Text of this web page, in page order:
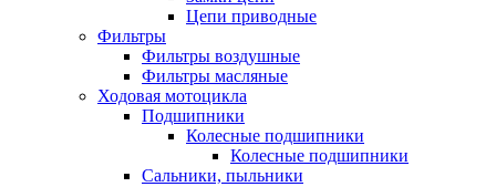
Цепи приводные
Фильтры
Фильтры воздушные
Фильтры масляные
Ходовая мотоцикла
Подшипники
Колесные подшипники
Колесные подшипники
Сальники, пыльники